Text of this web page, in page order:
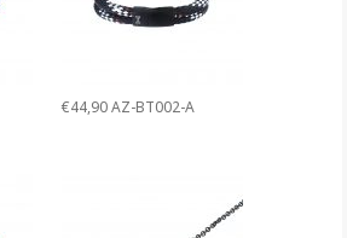
€44,90 AZ-BT002-A